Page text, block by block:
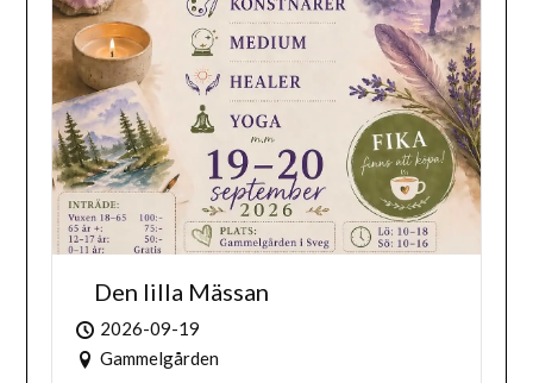
Den lilla Mässan
2026-09-19
Gammelgården